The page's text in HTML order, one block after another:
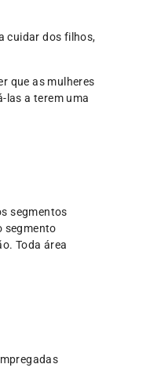
cuidar dos filhos,
que as mulheres
las a terem uma
segmentos
segmento
Toda área